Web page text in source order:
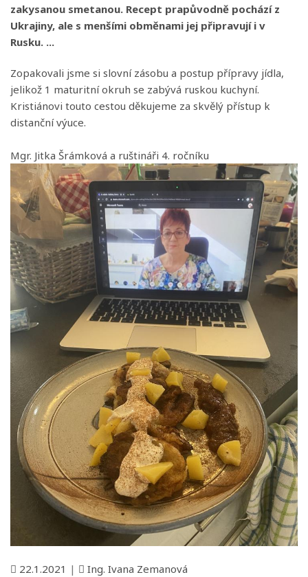
zakysanou smetanou. Recept prapůvodně pochází z
Ukrajiny, ale s menšími obměnami jej připravují i v
Rusku. ...
Zopakovali jsme si slovní zásobu a postup přípravy jídla,
jelikož 1 maturitní okruh se zabývá ruskou kuchyní.
Kristiánovi touto cestou děkujeme za skvělý přístup k
distanční výuce.
Mgr. Jitka Šrámková a ruštináři 4. ročníku
22.1.2021 | Ing. Ivana Zemanová